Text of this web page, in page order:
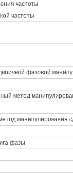
частоты
частоты
фазовой
метод
манипулирования
фазы